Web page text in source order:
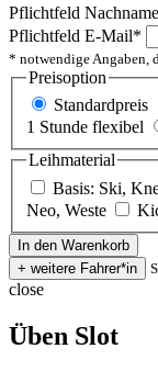
Pflichtfeld Nachname
Pflichtfeld E-Mail*
* notwendige Angaben,
Preisoption
Standardpreis
1 Stunde flexibel
Leihmaterial
Basis: Ski,
Neo, Weste
close
Üben Slot